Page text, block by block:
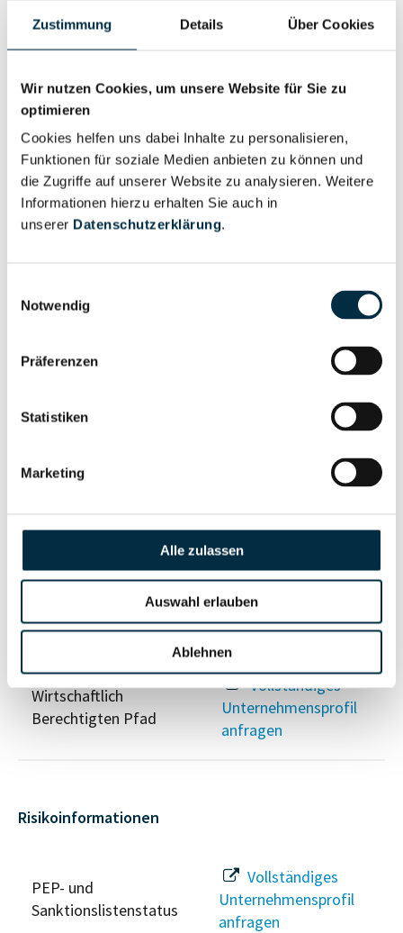
Zustimmung Details Über Cookies
Wir nutzen Cookies, um unsere Website für Sie zu
optimieren
Cookies helfen uns dabei Inhalte zu personalisieren,
Funktionen für soziale Medien anbieten zu können und
die Zugriffe auf unserer Website zu analysieren. Weitere
Informationen hierzu erhalten Sie auch in
unserer Datenschutzerklärung.
Notwendig
Präferenzen
Statistiken
Marketing
Alle zulassen
Auswahl erlauben
Ablehnen
Personen im Unternehmen
Geschäftsführer (2)
Nutzer
Liquidator (1)
Für registrierte
Nutzer
Berechtigter
Unternehmensprofil
Eigentums- und Kontrollstruktur
Vollständiges
Unternehmensnetzwerk
Vollständiges
Unternehmensprofil
anfragen
Wirtschaftlich
Berechtigten Pfad
Vollständiges
Unternehmensprofil
anfragen
Risikoinformationen
PEP- und
Sanktionslistenstatus
Vollständiges
Unternehmensprofil
anfragen